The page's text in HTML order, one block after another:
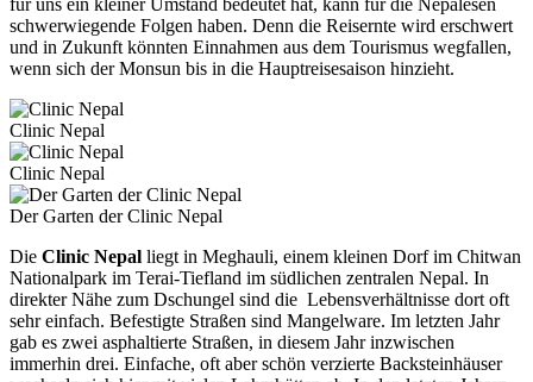
schwerwiegende Folgen haben. Denn die Reisernte wird erschwert
und in Zukunft könnten Einnahmen aus dem Tourismus wegfallen,
wenn sich der Monsun bis in die Hauptreisesaison hinzieht.
Clinic Nepal
Clinic Nepal
Der Garten der Clinic Nepal
Die Clinic Nepal liegt in Meghauli, einem kleinen Dorf im Chitwan
Nationalpark im Terai-Tiefland im südlichen zentralen Nepal. In
direkter Nähe zum Dschungel sind die Lebensverhältnisse dort oft
sehr einfach. Befestigte Straßen sind Mangelware. Im letzten Jahr
gab es zwei asphaltierte Straßen, in diesem Jahr inzwischen
immerhin drei. Einfache, oft aber schön verzierte Backsteinhäuser